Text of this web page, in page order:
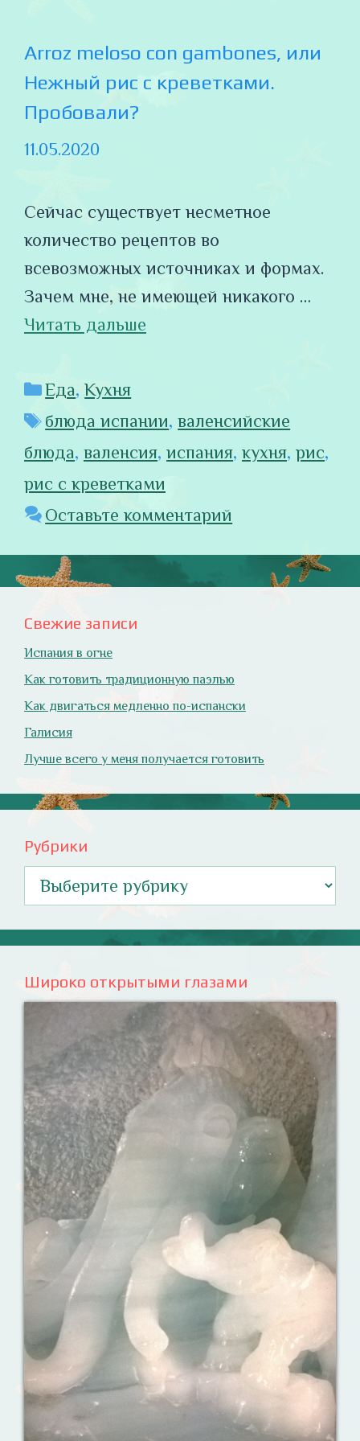
Arroz meloso con gambones, или
Нежный рис с креветками.
Пробовали?
11.05.2020
Сейчас существует несметное
количество рецептов во
всевозможных источниках и формах.
Зачем мне, не имеющей никакого …
Читать дальше
Рубрики
Еда,Кухня
Метки
блюда испании,валенсийские
блюда, валенсия, испания, кухня, рис,
рис с креветками
Оставьте комментарий
Свежие записи
Испания в огне
Как готовить традиционную паэлью
Как двигаться медленно по-испански
Галисия
Лучше всего у меня получается готовить
Рубрики
Широко открытыми глазами
Ваш английский здесь!
Интерактивные упражнения, FCE и
многое другое. Практические советы в
моих аудиоуроках.
Reporting events